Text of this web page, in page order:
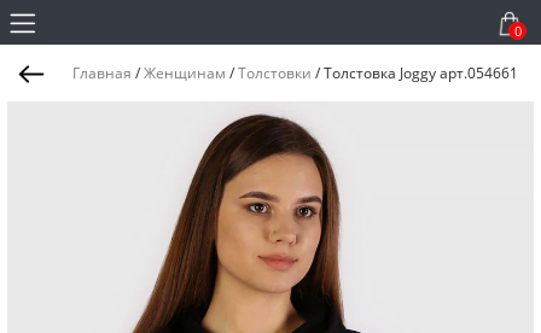
0
Главная /Женщинам /Толстовки /Толстовка Joggy арт.054661